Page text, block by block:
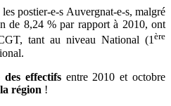
postier-e-s Auvergnat-e-s, malgré
de 8,24 % par rapport à 2010, ont
tant au niveau National (1ère
des effectifsentre 2010 et octobre
région !